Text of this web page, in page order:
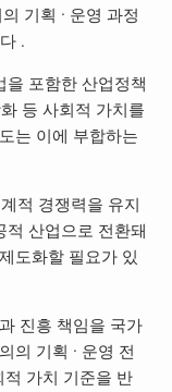
기획 · 운영 과정
.
을 포함한 산업정책
등 사회적 가치를
는 이에 부합하는
적 경쟁력을 유지
산업으로 전환돼
도화할 필요가 있
진흥 책임을 국가
의 기획 · 운영 전
적 가치 기준을 반